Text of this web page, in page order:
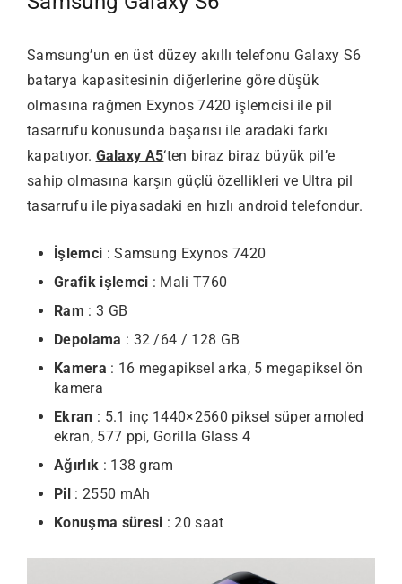
Samsung’un en üst düzey akıllı telefonu Galaxy S6
batarya kapasitesinin diğerlerine göre düşük
olmasına rağmen Exynos 7420 işlemcisi ile pil
tasarrufu konusunda başarısı ile aradaki farkı
kapatıyor. Galaxy A5‘ten biraz biraz büyük pil’e
sahip olmasına karşın güçlü özellikleri ve Ultra pil
tasarrufu ile piyasadaki en hızlı android telefondur.
İşlemci : Samsung Exynos 7420
Grafik işlemci : Mali T760
Ram : 3 GB
Depolama : 32 /64 / 128 GB
Kamera : 16 megapiksel arka, 5 megapiksel ön
kamera
Ekran : 5.1 inç 1440×2560 piksel süper amoled
ekran, 577 ppi, Gorilla Glass 4
Ağırlık : 138 gram
Pil: 2550 mAh
Konuşma süresi : 20 saat